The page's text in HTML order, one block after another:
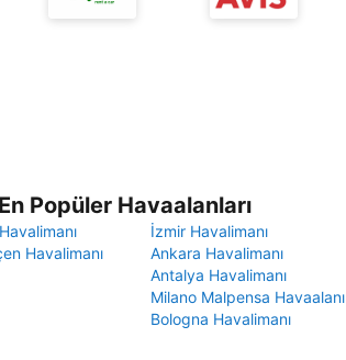
Popüler Havaalanları
İzmir Havalimanı
Havalimanı
Ankara Havalimanı
Antalya Havalimanı
Milano Malpensa Havaalanı
Bologna Havalimanı